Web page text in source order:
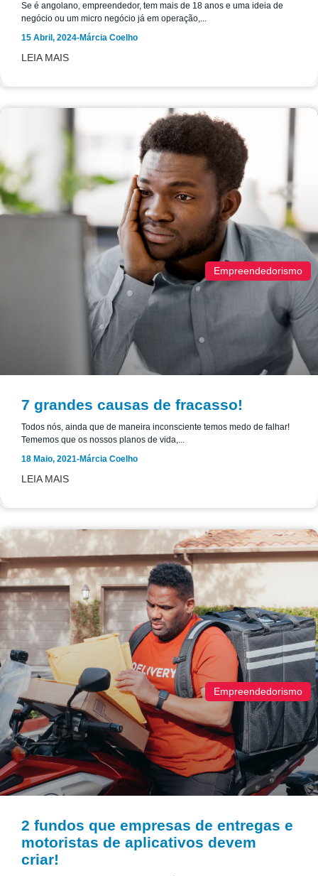
Se é angolano, empreendedor, tem mais de 18 anos e uma ideia de
negócio ou um micro negócio já em operação,...
15 Abril, 2024-Márcia Coelho
LEIA MAIS
Empreendedorismo
7 grandes causas de fracasso!
Todos nós, ainda que de maneira inconsciente temos medo de falhar!
Tememos que os nossos planos de vida,...
18 Maio, 2021-Márcia Coelho
LEIA MAIS
Empreendedorismo
2 fundos que empresas de entregas e
motoristas de aplicativos devem
criar!